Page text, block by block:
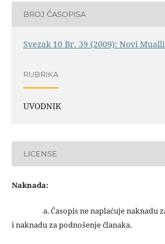
BROJ ČASOPISA
Svezak 10 Br. 39 (2009): Novi
RUBRIKA
UVODNIK
LICENSE
Naknada:
a. Časopis ne naplaćuje naknadu za
i naknadu za podnošenje članaka.